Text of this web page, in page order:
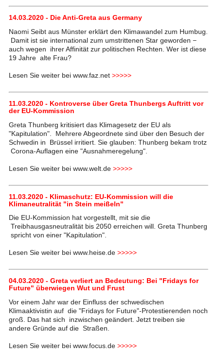
14.03.2020 - Die Anti-Greta aus Germany
Naomi Seibt aus Münster erklärt den Klimawandel zum Humbug.
Damit ist sie international zum umstrittenen Star geworden −
auch wegen ihrer Affinität zur politischen Rechten. Wer ist diese
19 Jahre alte Frau?
Lesen Sie weiter bei www.faz.net >>>>>
11.03.2020 - Kontroverse über Greta Thunbergs Auftritt vor
der EU-Kommission
Greta Thunberg kritisiert das Klimagesetz der EU als
"Kapitulation". Mehrere Abgeordnete sind über den Besuch der
Schwedin in Brüssel irritiert. Sie glauben: Thunberg bekam trotz
Corona-Auflagen eine "Ausnahmeregelung".
Lesen Sie weiter bei www.welt.de >>>>>
11.03.2020 - Klimaschutz: EU-Kommission will die
Klimaneutralität "in Stein meißeln"
Die EU-Kommission hat vorgestellt, mit sie die
Treibhausgasneutralität bis 2050 erreichen will. Greta Thunberg
spricht von einer "Kapitulation".
Lesen Sie weiter bei www.heise.de >>>>>
04.03.2020 - Greta verliert an Bedeutung: Bei "Fridays for
Future" überwiegen Wut und Frust
Vor einem Jahr war der Einfluss der schwedischen
Klimaaktivistin auf die "Fridays for Future"-Protestierenden noch
groß. Das hat sich inzwischen geändert. Jetzt treiben sie
andere Gründe auf die Straßen.
Lesen Sie weiter bei www.focus.de >>>>>